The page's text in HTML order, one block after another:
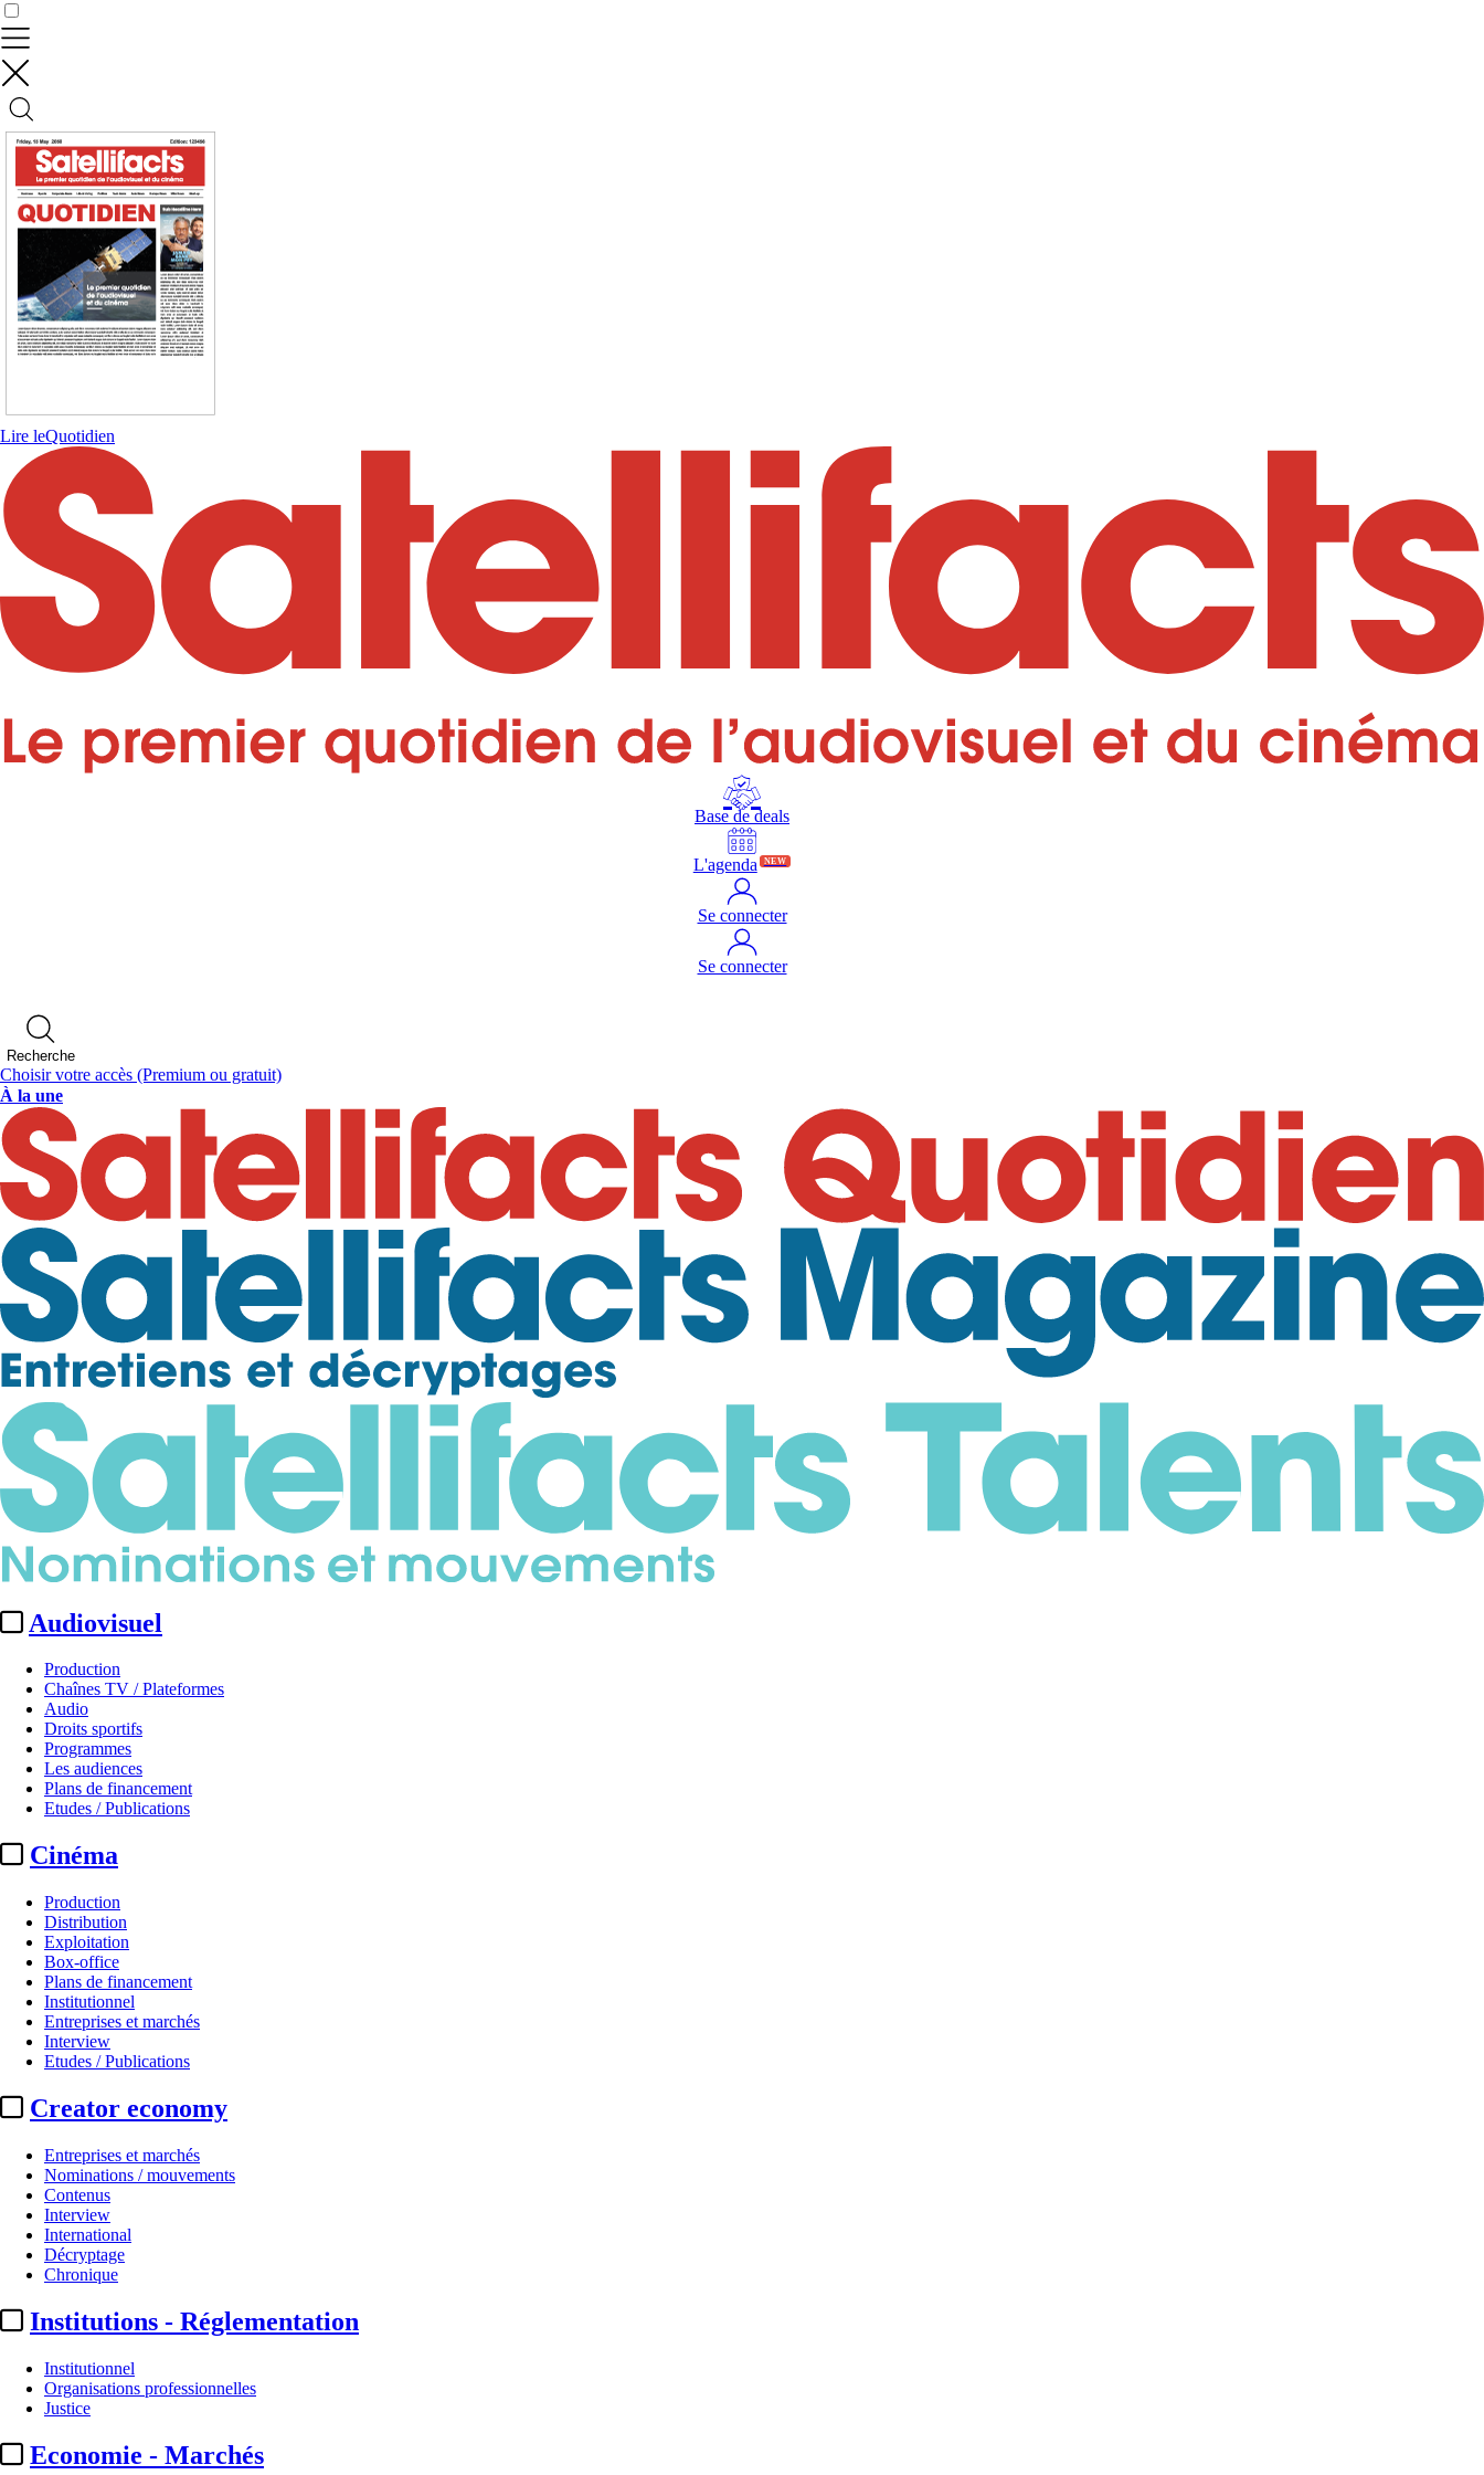
Lire leQuotidien
Base de deals
L'agenda NEW
Se connecter
Se connecter
Recherche
Choisir votre accès (Premium ou gratuit)
À la une
Audiovisuel
Production
Chaînes TV / Plateformes
Audio
Droits sportifs
Programmes
Les audiences
Plans de financement
Etudes / Publications
Cinéma
Production
Distribution
Exploitation
Box-office
Plans de financement
Institutionnel
Entreprises et marchés
Interview
Etudes / Publications
Creator economy
Entreprises et marchés
Nominations / mouvements
Contenus
Interview
International
Décryptage
Chronique
Institutions - Réglementation
Institutionnel
Organisations professionnelles
Justice
Economie - Marchés
Institutionnel
IA / Rapport Calvez :
Par
Damien Choppin
Contrôler vos données